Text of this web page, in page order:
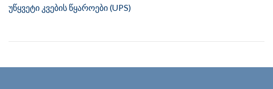
უწყვეტი კვების წყაროები (UPS)